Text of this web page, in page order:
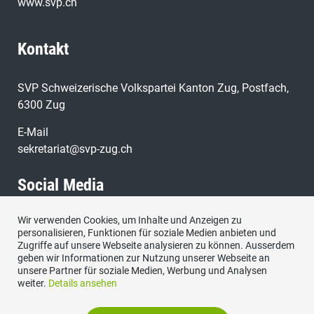
Kontakt
SVP Schweizerische Volkspartei Kanton Zug, Postfach,
6300 Zug
E-Mail
sekretariat@svp-zug.ch
Social Media
Besuchen Sie uns bei:
Wir verwenden Cookies, um Inhalte und Anzeigen zu
personalisieren, Funktionen für soziale Medien anbieten und
Zugriffe auf unsere Webseite analysieren zu können. Ausserdem
geben wir Informationen zur Nutzung unserer Webseite an
unsere Partner für soziale Medien, Werbung und Analysen
weiter. Details ansehen